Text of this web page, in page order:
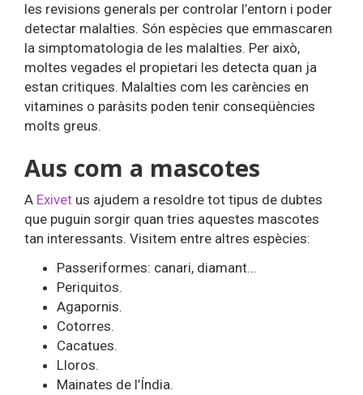
les revisions generals per controlar l’entorn i poder
detectar malalties. Són espècies que emmascaren
la simptomatologia de les malalties. Per això,
moltes vegades el propietari les detecta quan ja
estan critiques. Malalties com les carències en
vitamines o paràsits poden tenir conseqüències
molts greus.
Aus com a mascotes
A Exivet us ajudem a resoldre tot tipus de dubtes
que puguin sorgir quan tries aquestes mascotes
tan interessants. Visitem entre altres espècies:
Passeriformes: canari, diamant…
Periquitos.
Agapornis.
Cotorres.
Cacatues.
Lloros.
Mainates de l’Índia.